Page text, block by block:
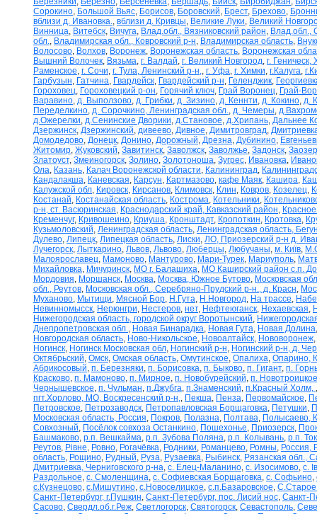
Сорокино, Большой Вьяс, Борисов, Боровский, Брест, Брехово,
вблизи д. Ивановка., вблизи д. Кривцы, Великие Луки, Великий
Винница, Витебск, Вичуга, Влад.обл., Вязниковский район, Влад.обл.,
обл., Владимирская обл., Ковровский р-н, Владимирская область,
Волосово, Волхов, Воронеж, Воронежская область, Воронежская
Вышний Волочек, Вязьма, г. Валдай, г. Великий Новгород, г. Геническ,
Раменское, г. Сочи, г. Тула, Ленинский р-н,, г. Уфа, г. Химки, г.Калуга,
Гарбузын, Гатчина, Гвардейск, Гвардейский р-н, Геленджик,
Гороховец, Гороховецкий р-он, Горячий ключ, Грай Воронец, Грай-
Варавино, д. Выползово, д. Грибки, д. Зизино, д. Кеннти, д. Кокино, д.
Переделкино, д. Сорочкино, Ленинградская обл., д. Чемеры,
д.Ожерелки, д.Сенинские Дворики, д.Становое, д.Хрипань, Дальнее
Дзержинск, Дзержинский, дивеево, Дивное, Димитровград,
Домодедово, Донецк, Донино, Дорожный, Дрезна, Дубинино,
Житомир, Жуковский, Завитинск, Заволжск, Заволжье, Задонск,
Златоуст, Змеиногорск, Золино, Золотоноша, Зугрес, Ивановка,
Ола, Казань, Калач Воронежской области, Калининград,
Кандалакша, Каневская, Карсун, Картмазово, кафе Маяк, Кашира,
Калужской обл, Кировск, Кирсанов, Климовск, Клин, Ковров, Козелец,
Костанай, Костанайская область, Кострома, Котельники,
р-н, ст. Васюринская, Краснодарский край, Кавказский район,
Кременчуг, Кривошеино, Криуша, Кронштадт, Кропоткин, Кротовка,
Кузьмоловский, Ленинградская область, Ленинградская область,
Дулево, Липецк, Липецкая область, Лиски, ЛО, Приозерский р-н д.
Лучегорск, Лыткарино, Львов, Львово, Люберцы, Любучаны, м. Київ,
Малоярославец, Мамоново, Мантурово, Мари-Турек, Мариуполь,
Михайловка, Мичуринск, МО г. Балашиха, МО Каширский район с.п.
Мордовия, Моршанск, Москва, Москва, Южное Бутово, Московская
обл., Реутов, Московская обл., Серебряно-Прудский р-н., д. Красн,
Муханово, Мытищи, Мясной Бор, Н.Гута, Н.Новгород, На трассе,
Невинномысск, Нерюнгри, Нестеров, нет, Нефтеюганск, Нехаевская,
Нижегородская область, городской округ Воротынский,
Днепропетровская обл., Новая Бинарадка, Новая Гута, Новая Долина
Новгородская область, Ново-Никольское, Новоалтайск, Нововоронеж,
Ногинск, Ногинск Московская обл, Ногинский р-н, Ногинский р-н, д.
Октябрьский, Омск, Омская область, Омутинское, Опалиха, Опарино,
Абрикосовый, п. Березняки, п. Борисовка, п. Быково, п. Гигант, п.
Красково, п. Мамоново, п. Мирное, п. Новобурейский, п.
Чернышевское, п. Чульман, п.Джубга, п.Знаменский, п.Красный Холм,
пгт.Хорлово, МО, Воскресенский р-н,, Пекша, Пенза, Первомайское,
Петровское, Петрозаводск, Петропавловская Борщаговка, Петушки,
Московская область, Россия, Покров, Полазна, Полтава, Полысаево,
Совхозный, Посёлок совхоза Останкино, Пошехонье, Приозерск,
Башмаково, р.п. Вешкайма, р.п. Зубова Поляна, р.п. Колывань, р.п.
Реутов, Рівне, Ровно, Рогачёвка, Родники, Романцево, Ромны, Россия,
область, Рощино, Рудный, Руза, Рузаевка, Рыбинск, Рязанская обл.,
Дмитриевка, Черниговского р-на, с. Елец-Маланино, с. Изосимово, с.
Раздольное, с. Смоленщина, с. Софиевская Борщаговка, с. Софьино,
с.Кузнецово, с.Мишутино, с.Новоселицкое, с.п.Базаровское,
Санкт-Петербург, г.Пушкин, Санкт-Петербург, пос. Лисий нос, Санкт-
Сасово, Свердл.об.г.Реж, Светлогорск, Святогорск, Севастополь,